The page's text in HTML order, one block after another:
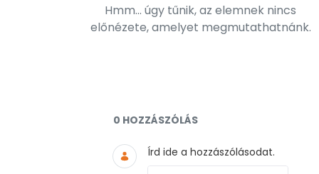
Hmm... úgy tűnik, az elemnek nincs
előnézete, amelyet megmutathatnánk.
Dokumentumok és
0 HOZZÁSZÓLÁS
Írd ide a hozzászólásodat.